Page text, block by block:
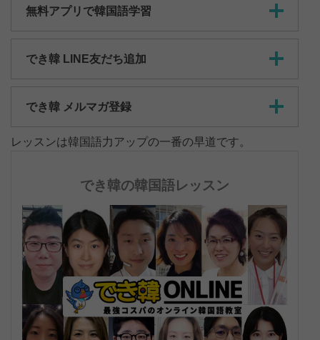
無料アプリで韓国語学習
でき韓 LINE友だち追加
でき韓 メルマガ登録
レッスンは韓国語力アップの一番の早道です。
でき韓の韓国語レッスン